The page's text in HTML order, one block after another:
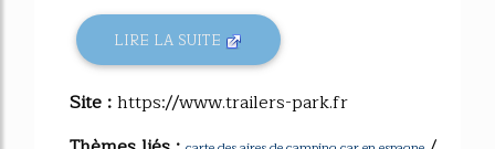
LIRE LA SUITE
Site :https://www.trailers-park.fr